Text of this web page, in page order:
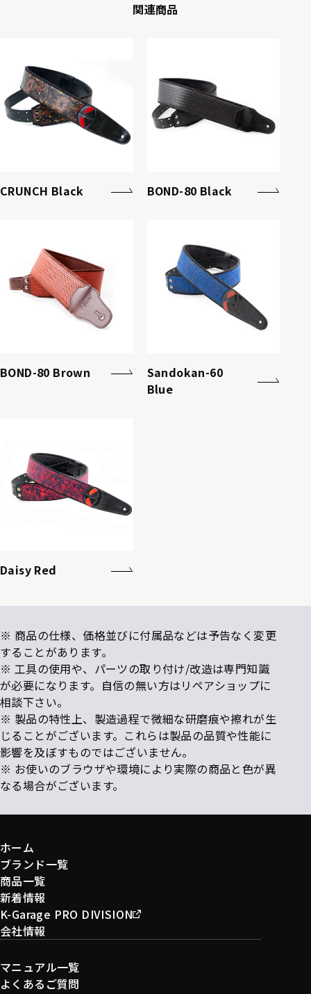
関連商品
CRUNCH Black BOND-80 Black
BOND-80 Brown
Sandokan-60
Blue
Daisy Red
※ 商品の仕様、価格並びに付属品などは予告なく変更
することがあります。
※ 工具の使用や、パーツの取り付け/改造は専門知識
が必要になります。自信の無い方はリペアショップに
相談下さい。
※ 製品の特性上、製造過程で微細な研磨痕や擦れが生
じることがございます。これらは製品の品質や性能に
影響を及ぼすものではございません。
※ お使いのブラウザや環境により実際の商品と色が異
なる場合がございます。
ホーム
ブランド一覧
商品一覧
新着情報
K-Garage PRO DIVISION
会社情報
マニュアル一覧
よくあるご質問